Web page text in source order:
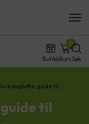
ButikkKurv
0
Søk
komplette guide til…
til